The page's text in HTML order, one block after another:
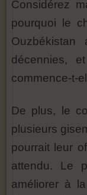
Considérez
pourquoi le
décennies,
commence-t-
De plus, le
plusieurs
pourrait leur
attendu. Le
améliorer à